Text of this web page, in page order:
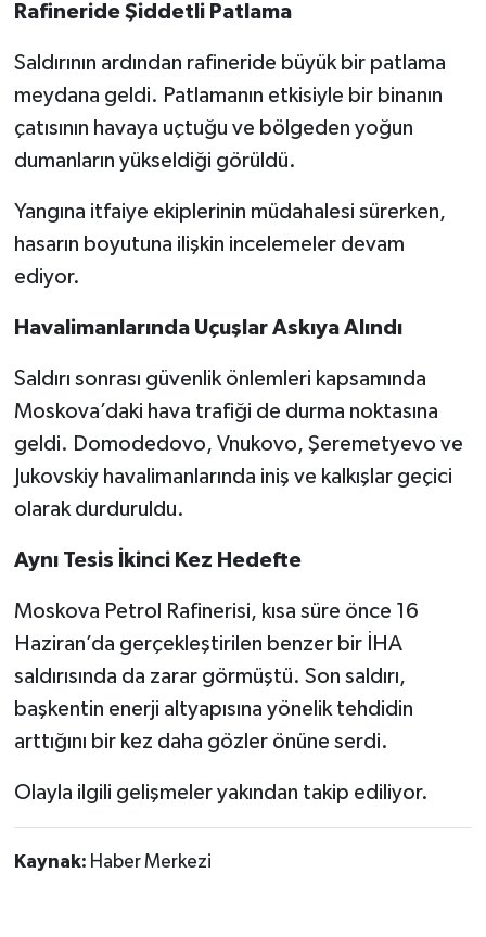
Rafineride Şiddetli Patlama
Saldırının ardından rafineride büyük bir patlama
meydana geldi. Patlamanın etkisiyle bir binanın
çatısının havaya uçtuğu ve bölgeden yoğun
dumanların yükseldiği görüldü.
Yangına itfaiye ekiplerinin müdahalesi sürerken,
hasarın boyutuna ilişkin incelemeler devam
ediyor.
Havalimanlarında Uçuşlar Askıya Alındı
Saldırı sonrası güvenlik önlemleri kapsamında
Moskova’daki hava trafiği de durma noktasına
geldi. Domodedovo, Vnukovo, Şeremetyevo ve
Jukovskiy havalimanlarında iniş ve kalkışlar geçici
olarak durduruldu.
Aynı Tesis İkinci Kez Hedefte
Moskova Petrol Rafinerisi, kısa süre önce 16
Haziran’da gerçekleştirilen benzer bir İHA
saldırısında da zarar görmüştü. Son saldırı,
başkentin enerji altyapısına yönelik tehdidin
arttığını bir kez daha gözler önüne serdi.
Olayla ilgili gelişmeler yakından takip ediliyor.
Kaynak: Haber Merkezi